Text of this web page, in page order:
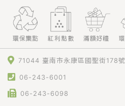
71044 臺南市永康區國聖街178號
06-243-6001
06-243-6098